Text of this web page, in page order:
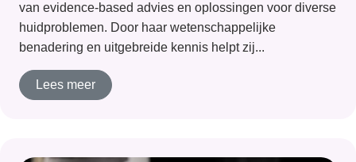
van evidence-based advies en oplossingen voor diverse
huidproblemen. Door haar wetenschappelijke
benadering en uitgebreide kennis helpt zij...
Lees meer